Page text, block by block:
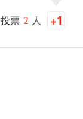
票 2 人